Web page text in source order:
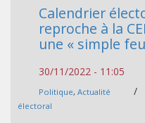
Calendrier
reproche à la
une « simple
30/11/2022 - 11:05
Politique, Actualité /
électoral